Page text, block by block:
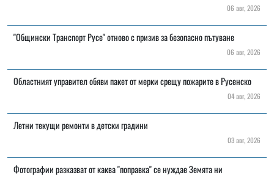
06 авг, 2026
"Общински Транспорт Русе" отново с призив за безопасно пътуване
06 авг, 2026
Областният управител обяви пакет от мерки срещу пожарите в Русенско
04 авг, 2026
Летни текущи ремонти в детски градини
03 авг, 2026
Фотографии разказват от каква "поправка" се нуждае Земята ни